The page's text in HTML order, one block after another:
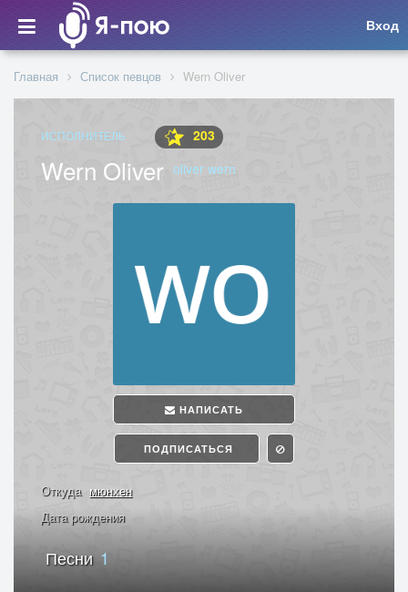
Вход
Главная Список певцов Wern Oliver
ИСПОЛНИТЕЛЬ 203
Wern Oliver oliver wern
НАПИСАТЬ
ПОДПИСАТЬСЯ
Откуда мюнхен
Дата рождения
Песни 1